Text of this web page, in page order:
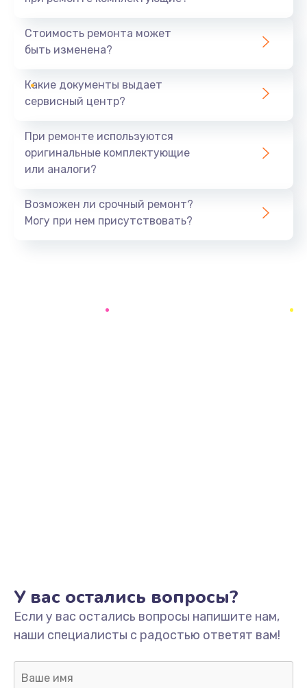
1440 руб.
Ремонт южного моста
Замена батарейки BIOS
Заказать
Ремонт цепи питания
Замена/Pемонт карбюратора
1300 руб.
Заказать
Стоимость ремонта может
быть изменена?
Какие документы выдает
сервисный центр?
При ремонте используются
оригинальные комплектующие
или аналоги?
Возможен ли срочный ремонт?
Могу при нем присутствовать?
У вас остались вопросы?
Если у вас остались вопросы напишите нам,
наши специалисты с радостью ответят вам!